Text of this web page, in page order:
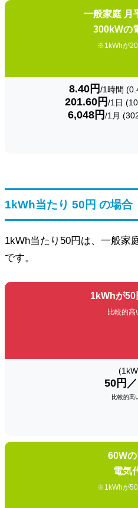
一般家庭 月
300kWの
※1kWhが
8.40円/1時間
201.60円/1日
6,048円/1月
1kWh当たり 50円 の場合
1kWh当たり50円は、一般家
です。
1kWhが50
比較的高
50円
比較的高
60W
電気
※1kWhが